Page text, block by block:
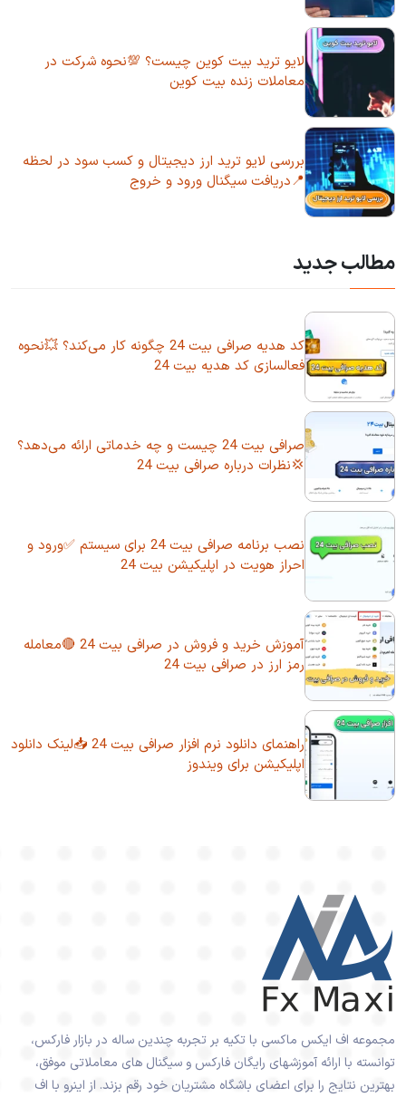
لایو ترید بیت کوین چیست؟ 💯نحوه شرکت در
معاملات زنده بیت کوین
بررسی لایو ترید ارز دیجیتال و کسب سود در لحظه
📍دریافت سیگنال ورود و خروج
مطالب جدید
کد هدیه صرافی بیت 24 چگونه کار می‌کند؟ 💥نحوه
فعالسازی کد هدیه بیت 24
صرافی بیت 24 چیست و چه خدماتی ارائه می‌دهد؟
💢نظرات درباره صرافی بیت 24
نصب برنامه صرافی بیت 24 برای سیستم ✅ورود و
احراز هویت در اپلیکیشن بیت 24
آموزش خرید و فروش در صرافی بیت 24 🔴معامله
رمز ارز در صرافی بیت 24
راهنمای دانلود نرم افزار صرافی بیت 24 📥لینک دانلود
اپلیکیشن برای ویندوز
مجموعه اف ایکس ماکسی با تکیه بر تجربه چندین ساله در بازار فارکس،
توانسته با ارائه آموزشهای رایگان فارکس و سیگنال های معاملاتی موفق،
بهترین نتایج را برای اعضای باشگاه مشتریان خود رقم بزند. از اینرو با اف